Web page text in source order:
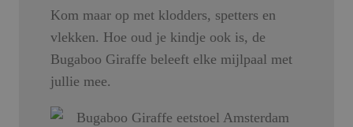
Kom maar op met klodders, spetters en
vlekken. Hoe oud je kindje ook is, de
Bugaboo Giraffe beleeft elke mijlpaal met
jullie mee.